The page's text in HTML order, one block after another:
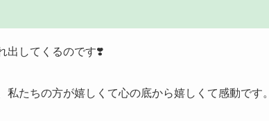
出してくるのです❣️
たちの方が嬉しくて心の底から嬉しくて感動です。